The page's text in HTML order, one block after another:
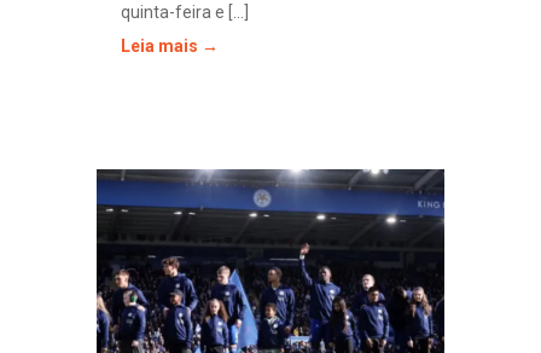
quinta-feira e [...]
Leia mais →